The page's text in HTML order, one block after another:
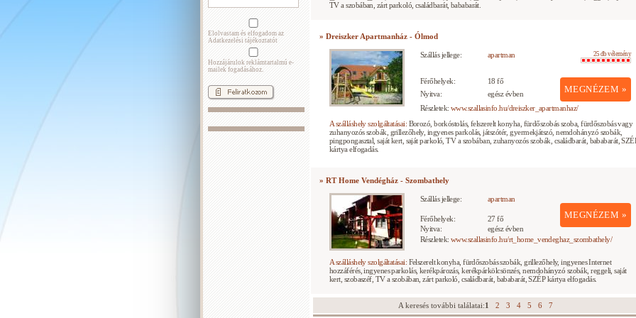
Elolvastam és elfogadom az
Adatkezelési tájékoztatót
Hozzájárulok reklámtartalmú e-
mailek fogadásához.
TV a szobában, zárt parkoló, családbarát, bababarát.
» Dreiszker Apartmanház - Ólmod
Szállás jellege: apartman 25 db vélemény
MEGNÉZEM »
Férőhelyek:
18 fő
Nyitva:
egész évben
Részletek: www.szallasinfo.hu/dreiszker_apartmanhaz/
A szálláshely szolgáltatásai: Borozó, borkóstolás, felszerelt konyha, fürdőszobás szoba, fürdőszobás vagy
zuhanyozós szobák, grillezőhely, ingyenes parkolás, játszótér, gyermekjátszó, nemdohányzó szobák,
pingpongasztal, saját kert, saját parkoló, TV a szobában, zuhanyozós szobák, családbarát, bababarát,
kártya elfogadás.
» RT Home Vendégház - Szombathely
Szállás jellege: apartman
MEGNÉZEM »
Férőhelyek:
27 fő
Nyitva:
egész évben
Részletek: www.szallasinfo.hu/rt_home_vendeghaz_szombathely/
A szálláshely szolgáltatásai: Felszerelt konyha, fürdőszobás szobák, grillezőhely, ingyenes Internet
hozzáférés, ingyenes parkolás, kerékpározás, kerékpárkölcsönzés, nemdohányzó szobák, reggeli, saját
kert, szobaszéf, TV a szobában, zárt parkoló, családbarát, bababarát, SZÉP kártya elfogadás.
A keresés további találatai:1 2 3 4 5 6 7